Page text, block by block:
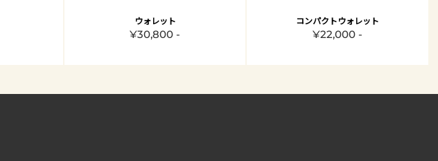
ウォレット
¥30,800 -
コンパクトウォレット
¥22,000 -